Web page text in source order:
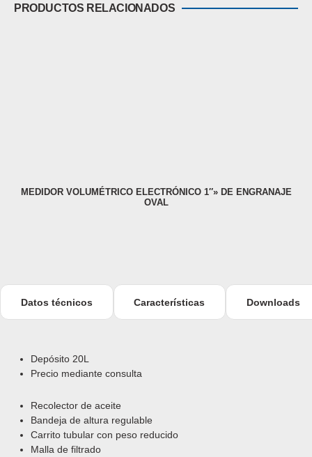
PRODUCTOS RELACIONADOS
MEDIDOR VOLUMÉTRICO ELECTRÓNICO 1″» DE ENGRANAJE
OVAL
Datos técnicos Características Downloads
Depósito 20L
Precio mediante consulta
Recolector de aceite
Bandeja de altura regulable
Carrito tubular con peso reducido
Malla de filtrado